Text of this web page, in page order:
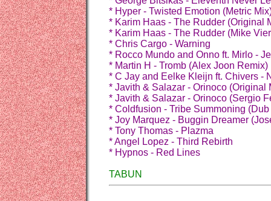
* Hyper - Twisted Emotion (Metric
* Karim Haas - The Rudder (Original
* Karim Haas - The Rudder (Mike
* Chris Cargo - Warning
* Rocco Mundo and Onno ft. Mirlo -
* Martin H - Tromb (Alex Joon Remix)
* C Jay and Eelke Kleijn ft. Chivers -
* Javith & Salazar - Orinoco (Original
* Javith & Salazar - Orinoco (Sergio
* Coldfusion - Tribe Summoning (Dub
* Joy Marquez - Buggin Dreamer
* Tony Thomas - Plazma
* Angel Lopez - Third Rebirth
* Hypnos - Red Lines
TABUN